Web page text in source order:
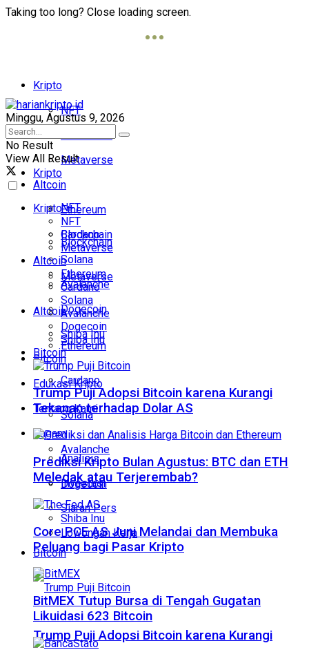
Taking too long? Close loading screen.
Kripto
NFT
Blockchain
Metaverse
Altcoin
Ethereum
Cardano
Solana
Avalanche
Dogecoin
Shiba Inu
Bitcoin
Edukasi Kripto
Tentang Kami
Ragam
Analisis
Investasi
Siaran Pers
Lowongan Kerja
Minggu, Agustus 9, 2026
No Result
View All Result
Kripto
NFT
Blockchain
Metaverse
Altcoin
Ethereum
Cardano
Solana
Avalanche
Dogecoin
Shiba Inu
Bitcoin
Trump Puji Adopsi Bitcoin karena Kurangi
Kripto
NFT
Blockchain
Metaverse
Altcoin
Ethereum
Cardano
Solana
Avalanche
Dogecoin
Shiba Inu
Bitcoin
Trump Puji Adopsi Bitcoin karena Kurangi
Tekanan terhadap Dolar AS
Prediksi Kripto Bulan Agustus: BTC dan ETH
Meledak atau Terjerembab?
Core PCE AS Juni Melandai dan Membuka
Peluang bagi Pasar Kripto
BitMEX Tutup Bursa di Tengah Gugatan
Likuidasi 623 Bitcoin